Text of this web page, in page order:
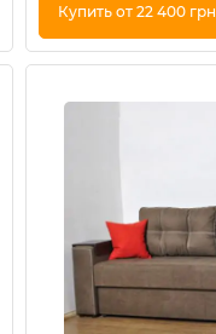
Купить от 22 400 грн
Купить в 1 клик